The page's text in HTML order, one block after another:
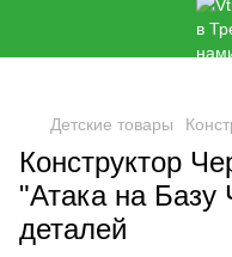
Детские товары
Конструктор
"Атака на Базу
деталей